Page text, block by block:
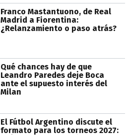
Franco Mastantuono, de Real
Madrid a Fiorentina:
¿Relanzamiento o paso atrás?
Qué chances hay de que
Leandro Paredes deje Boca
ante el supuesto interés del
Milan
El Fútbol Argentino discute el
formato para los torneos 2027: